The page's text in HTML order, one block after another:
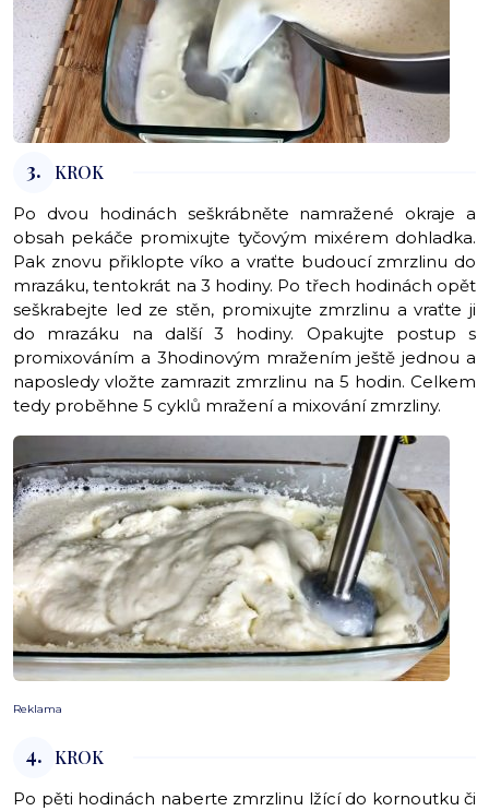
3. KROK
Po dvou hodinách seškrábněte namražené okraje a
obsah pekáče promixujte tyčovým mixérem dohladka.
Pak znovu přiklopte víko a vraťte budoucí zmrzlinu do
mrazáku, tentokrát na 3 hodiny. Po třech hodinách opět
seškrabejte led ze stěn, promixujte zmrzlinu a vraťte ji
do mrazáku na další 3 hodiny. Opakujte postup s
promixováním a 3hodinovým mražením ještě jednou a
naposledy vložte zamrazit zmrzlinu na 5 hodin. Celkem
tedy proběhne 5 cyklů mražení a mixování zmrzliny.
Reklama
4. KROK
Po pěti hodinách naberte zmrzlinu lžící do kornoutku či